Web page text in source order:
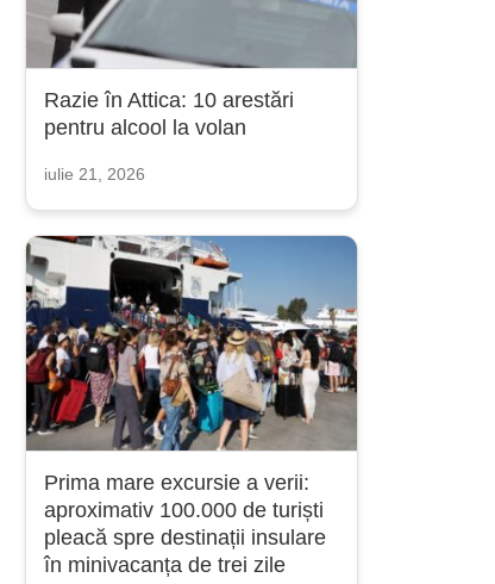
Razie în Attica: 10 arestări
pentru alcool la volan
iulie 21, 2026
Prima mare excursie a verii:
aproximativ 100.000 de turiști
pleacă spre destinații insulare
în minivacanța de trei zile